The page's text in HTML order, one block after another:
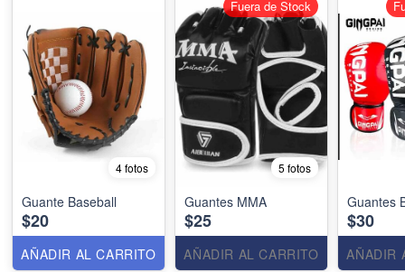
4 fotos
Guante Baseball
$20
AÑADIR AL CARRITO
5 fotos
Guantes MMA
$25
AÑADIR AL CARRITO
Fuera de Stock
Guantes
$30
AÑADIR